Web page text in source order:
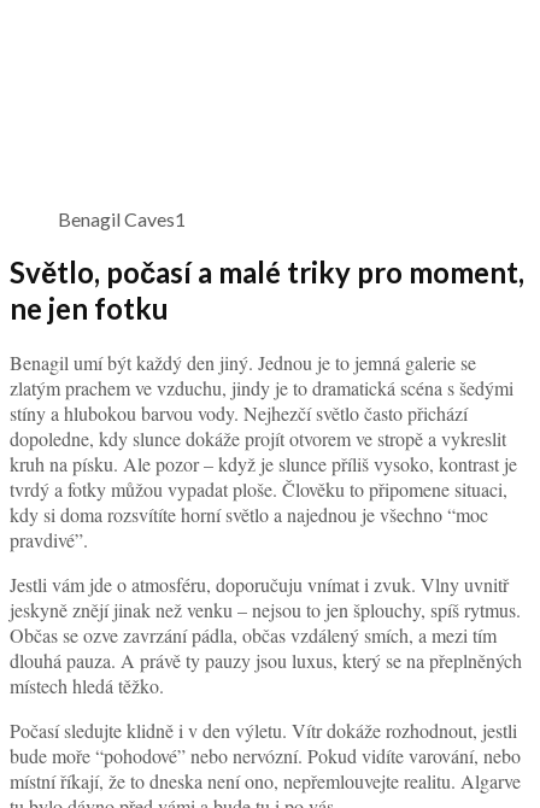
Benagil Caves1
Světlo, počasí a malé triky pro moment,
ne jen fotku
Benagil umí být každý den jiný. Jednou je to jemná galerie se
zlatým prachem ve vzduchu, jindy je to dramatická scéna s šedými
stíny a hlubokou barvou vody. Nejhezčí světlo často přichází
dopoledne, kdy slunce dokáže projít otvorem ve stropě a vykreslit
kruh na písku. Ale pozor – když je slunce příliš vysoko, kontrast je
tvrdý a fotky můžou vypadat ploše. Člověku to připomene situaci,
kdy si doma rozsvítíte horní světlo a najednou je všechno “moc
pravdivé”.
Jestli vám jde o atmosféru, doporučuju vnímat i zvuk. Vlny uvnitř
jeskyně znějí jinak než venku – nejsou to jen šplouchy, spíš rytmus.
Občas se ozve zavrzání pádla, občas vzdálený smích, a mezi tím
dlouhá pauza. A právě ty pauzy jsou luxus, který se na přeplněných
místech hledá těžko.
Počasí sledujte klidně i v den výletu. Vítr dokáže rozhodnout, jestli
bude moře “pohodové” nebo nervózní. Pokud vidíte varování, nebo
místní říkají, že to dneska není ono, nepřemlouvejte realitu. Algarve